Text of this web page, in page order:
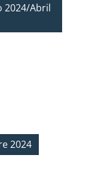
2024/Abril
2024